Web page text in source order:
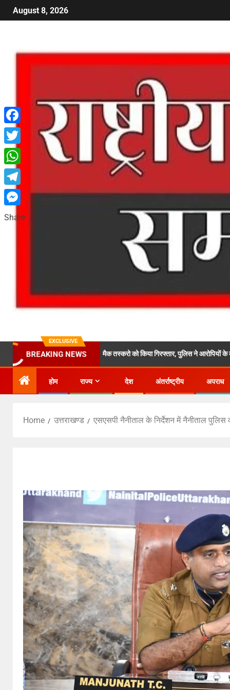
August 8, 2026
EXCLUSIVE
BREAKING NEWS
पुलिस ने दो शातिर स्मैक तस्करो को किया गिरफ्तार, पुलिस ने आरोपियों के कब्ज़े से करीब
होम राज्य देश अंतर्राष्ट्रीय अपराध
Home उत्तराखण्ड एसएसपी नैनीताल के निर्देशन में नैनीताल पुलिस
Facebook
Twitter
WhatsApp
Telegram
Messenger
Share